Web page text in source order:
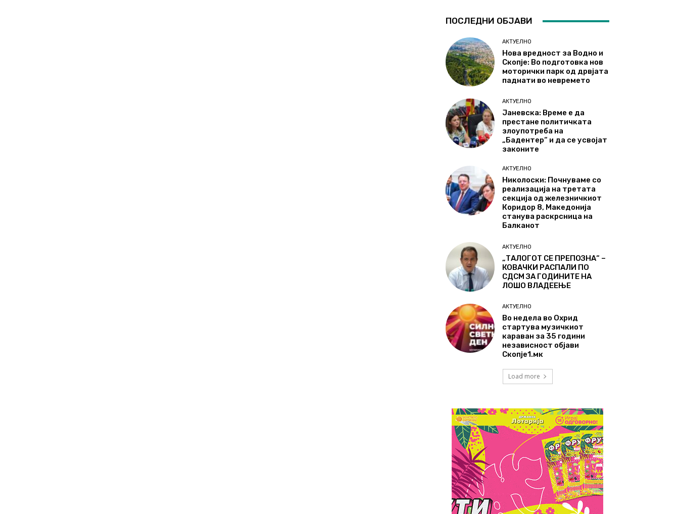
ПОСЛЕДНИ ОБЈАВИ
АКТУЕЛНО
Нова вредност за Водно и
Скопје: Во подготовка нов
моторички парк од дрвјата
паднати во невремето
АКТУЕЛНО
Јаневска: Време е да
престане политичката
злоупотреба на
„Бадентер“ и да се усвојат
законите
АКТУЕЛНО
Николоски: Почнуваме со
реализација на третата
секција од железничкиот
Коридор 8, Македонија
станува раскрсница на
Балканот
АКТУЕЛНО
„ТАЛОГОТ СЕ ПРЕПОЗНА“ –
КОВАЧКИ РАСПАЛИ ПО
СДСМ ЗА ГОДИНИТЕ НА
ЛОШО ВЛАДЕЕЊЕ
АКТУЕЛНО
Во недела во Охрид
стартува музичкиот
караван за 35 години
независност објави
Скопје1.мк
Load more